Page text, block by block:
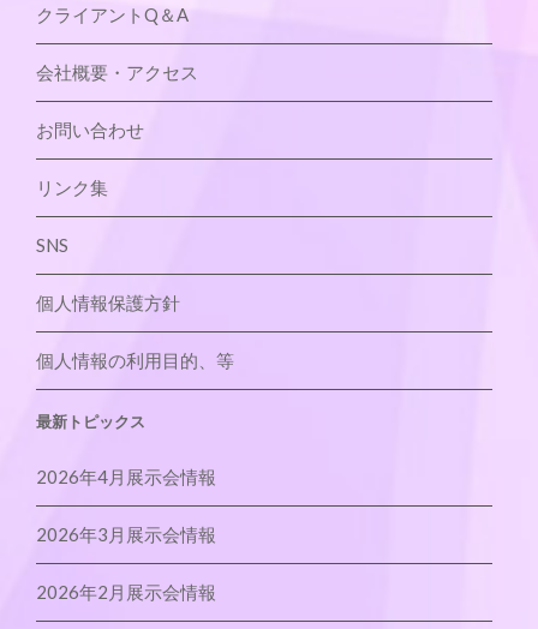
クライアントQ＆A
会社概要・アクセス
お問い合わせ
リンク集
SNS
個人情報保護方針
個人情報の利用目的、等
最新トピックス
2026年4月展示会情報
2026年3月展示会情報
2026年2月展示会情報